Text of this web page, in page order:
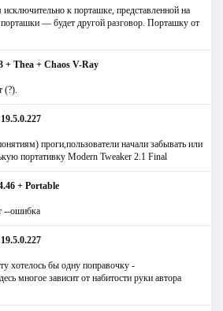
к порташке, представленной на
порташки — будет другой разговор. Порташку от
+ Thea + Chaos V-Ray
(?).
проги,пользователи начали забывать или
портативку Modern Tweaker 2.1 Final
+ Portable
--ошибка
хотелось бы одну поправочку -
многое зависит от набитости руки автора